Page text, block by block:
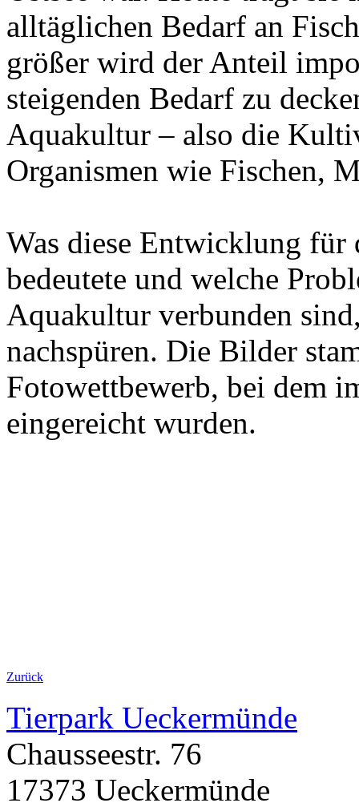
alltäglichen Bedarf an
größer wird der Anteil
steigenden Bedarf zu
Aquakultur – also die
Organismen wie Fischen,
Was diese Entwicklung
bedeutete und welche
Aquakultur verbunden
nachspüren. Die Bilder
Fotowettbewerb, bei dem
eingereicht wurden.
Zurück
Tierpark Ueckermünde
Chausseestr. 76
17373 Ueckermünde